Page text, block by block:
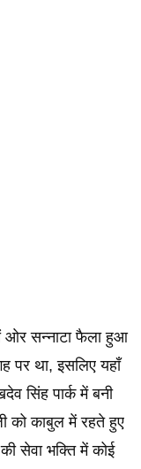
ओर सन्नाटा फैला हुआ
पर था, इसलिए यहाँ
सिंह पार्क में बनी
को काबुल में रहते हुए
सेवा भक्ति में कोई